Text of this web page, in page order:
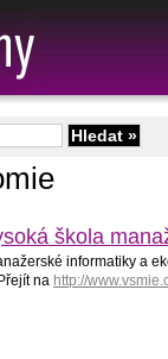
škola
informatiky a
na http://